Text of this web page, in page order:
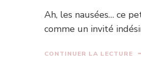
Ah, les nausées… ce
comme un invité
CONTINUER LA LECTURE